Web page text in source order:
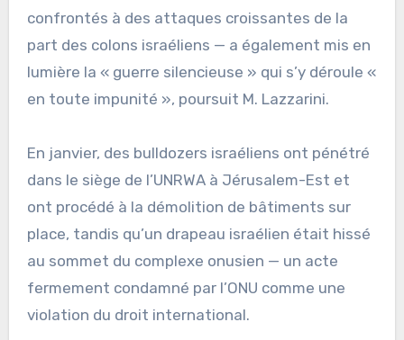
confrontés à des attaques croissantes de la
part des colons israéliens — a également mis en
lumière la « guerre silencieuse » qui s’y déroule «
en toute impunité », poursuit M. Lazzarini.
En janvier, des bulldozers israéliens ont pénétré
dans le siège de l’UNRWA à Jérusalem-Est et
ont procédé à la démolition de bâtiments sur
place, tandis qu’un drapeau israélien était hissé
au sommet du complexe onusien — un acte
fermement condamné par l’ONU comme une
violation du droit international.